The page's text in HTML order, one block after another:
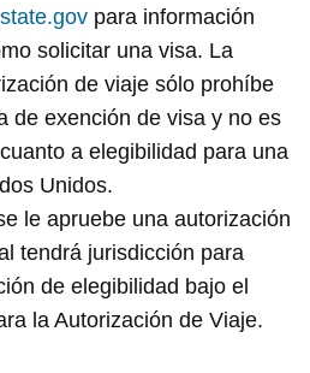
para información
solicitar una visa. La
de viaje sólo prohíbe
de exención de visa y no es
a elegibilidad para una
Unidos.
le apruebe una autorización
tendrá jurisdicción para
de elegibilidad bajo el
la Autorización de Viaje.